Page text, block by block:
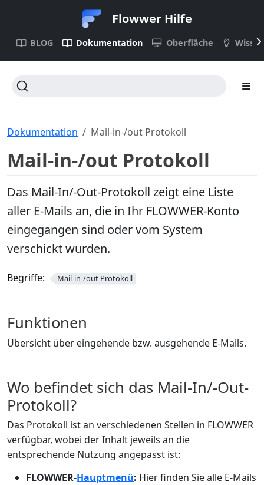
Flowwer Hilfe
BLOG Dokumentation Oberfläche
Dokumentation Mail-in-/out Protokoll
Mail-in-/out Protokoll
Das Mail-In/-Out-Protokoll zeigt eine Liste
aller E-Mails an, die in Ihr FLOWWER-Konto
eingegangen sind oder vom System
verschickt wurden.
Begriffe: Mail-in-/out Protokoll
Funktionen
Übersicht über eingehende bzw. ausgehende E-Mails.
Wo befindet sich das Mail-In/-Out-
Protokoll?
Das Protokoll ist an verschiedenen Stellen in FLOWWER
verfügbar, wobei der Inhalt jeweils an die
entsprechende Nutzung angepasst ist:
FLOWWER-Hauptmenü: Hier finden Sie alle E-Mails